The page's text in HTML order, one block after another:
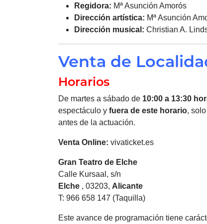
Regidora: Mª Asunción Amorós
Dirección artística: Mª Asunción
Dirección musical: Christian A.
Venta de
Horarios
De martes a sábado de 10:00 a 13:30
espectáculo y fuera de este horario,
antes de la actuación.
Venta Online: vivaticket.es
Gran Teatro de Elche
Calle Kursaal, s/n
Elche , 03203, Alicante
T: 966 658 147 (Taquilla)
Este avance de programación tiene